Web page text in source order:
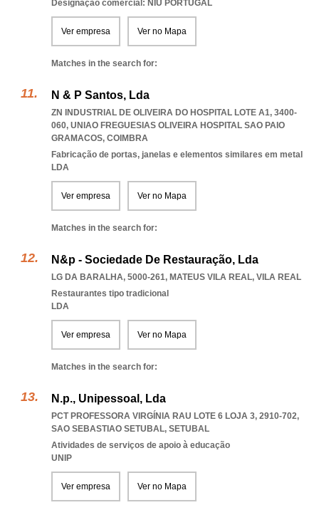
Designação comercial: NIU PORTUGAL
Ver empresa Ver no Mapa
Matches in the search for:
N & P Santos, Lda
ZN INDUSTRIAL DE OLIVEIRA DO HOSPITAL LOTE A1, 3400-
060, UNIAO FREGUESIAS OLIVEIRA HOSPITAL SAO PAIO
GRAMACOS, COIMBRA
Fabricação de portas, janelas e elementos similares em metal
LDA
Ver empresa Ver no Mapa
Matches in the search for:
N&p - Sociedade De Restauração, Lda
LG DA BARALHA, 5000-261, MATEUS VILA REAL, VILA REAL
Restaurantes tipo tradicional
LDA
Ver empresa Ver no Mapa
Matches in the search for:
N.p., Unipessoal, Lda
PCT PROFESSORA VIRGÍNIA RAU LOTE 6 LOJA 3, 2910-702,
SAO SEBASTIAO SETUBAL, SETUBAL
Atividades de serviços de apoio à educação
UNIP
Ver empresa Ver no Mapa